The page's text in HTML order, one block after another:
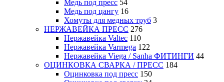
Медь под пресс 54
Медь под цангу 16
Хомуты для медных труб 3
НЕРЖАВЕЙКА ПРЕСС 276
Нержавейка Valtec 110
Нержавейка Varmega 122
Нержавейка Viega / Sanha ФИТИНГИ 44
ОЦИНКОВКА СВАРКА / ПРЕСС 184
Оцинковка под пресс 150